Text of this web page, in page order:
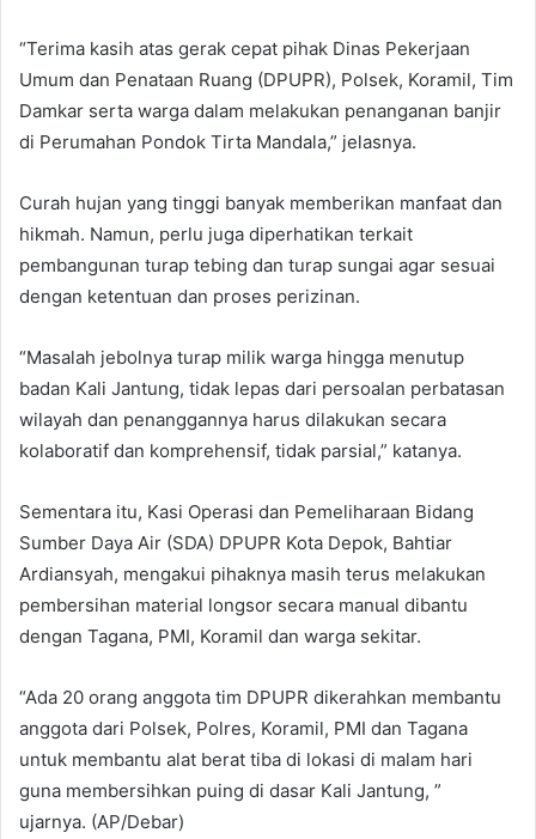
“Terima kasih atas gerak cepat pihak Dinas Pekerjaan
Umum dan Penataan Ruang (DPUPR), Polsek, Koramil, Tim
Damkar serta warga dalam melakukan penanganan banjir
di Perumahan Pondok Tirta Mandala,” jelasnya.
Curah hujan yang tinggi banyak memberikan manfaat dan
hikmah. Namun, perlu juga diperhatikan terkait
pembangunan turap tebing dan turap sungai agar sesuai
dengan ketentuan dan proses perizinan.
“Masalah jebolnya turap milik warga hingga menutup
badan Kali Jantung, tidak lepas dari persoalan perbatasan
wilayah dan penanggannya harus dilakukan secara
kolaboratif dan komprehensif, tidak parsial,” katanya.
Sementara itu, Kasi Operasi dan Pemeliharaan Bidang
Sumber Daya Air (SDA) DPUPR Kota Depok, Bahtiar
Ardiansyah, mengakui pihaknya masih terus melakukan
pembersihan material longsor secara manual dibantu
dengan Tagana, PMI, Koramil dan warga sekitar.
“Ada 20 orang anggota tim DPUPR dikerahkan membantu
anggota dari Polsek, Polres, Koramil, PMI dan Tagana
untuk membantu alat berat tiba di lokasi di malam hari
guna membersihkan puing di dasar Kali Jantung, ”
ujarnya. (AP/Debar)